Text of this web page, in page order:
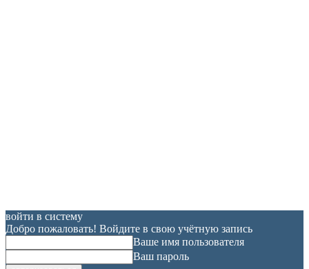
войти в систему
Добро пожаловать! Войдите в свою учётную запись
Ваше имя пользователя
Ваш пароль